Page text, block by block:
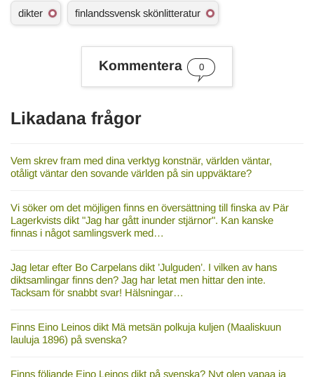
Ä
m
dikter finlandssvensk skönlitteratur
Kommentera 0
Likadana frågor
Vem skrev fram med dina verktyg konstnär, världen väntar,
otåligt väntar den sovande världen på sin uppväktare?
Vi söker om det möjligen finns en översättning till finska av Pär
Lagerkvists dikt "Jag har gått inunder stjärnor". Kan kanske
finnas i något samlingsverk med…
Jag letar efter Bo Carpelans dikt ’Julguden’. I vilken av hans
diktsamlingar finns den? Jag har letat men hittar den inte.
Tacksam för snabbt svar! Hälsningar…
Finns Eino Leinos dikt Mä metsän polkuja kuljen (Maaliskuun
lauluja 1896) på svenska?
Finns följande Eino Leinos dikt på svenska? Nyt olen vapaa ja